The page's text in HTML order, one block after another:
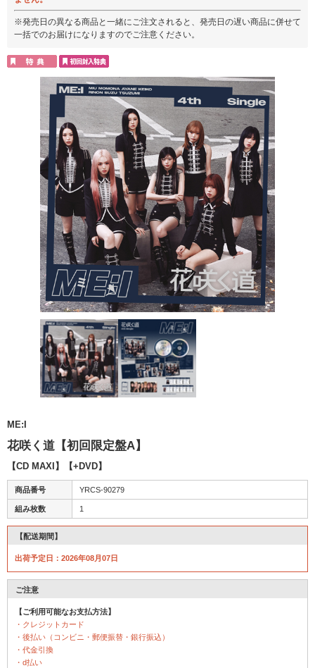
※発売日の異なる商品と一緒にご注文されると、発売日の遅い商品に併せて
一括でのお届けになりますのでご注意ください。
ME:I
花咲く道【初回限定盤A】
【CD MAXI】【+DVD】
商品番号 YRCS-90279
組み枚数 1
【配送期間】
出荷予定日：2026年08月07日
ご注意
【ご利用可能なお支払方法】
・クレジットカード
・後払い（コンビニ・郵便振替・銀行振込）
・代金引換
・d払い